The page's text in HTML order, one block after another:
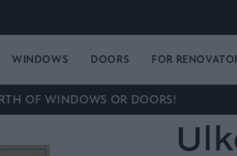
WINDOWS DOORS FOR
OF WINDOWS OR DOORS!